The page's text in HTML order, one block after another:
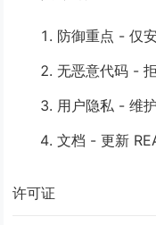
防御重点 - 仅
无恶意代码 -
用户隐私 - 维
文档 - 更新
许可证